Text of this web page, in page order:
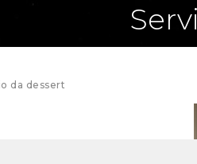
da dessert